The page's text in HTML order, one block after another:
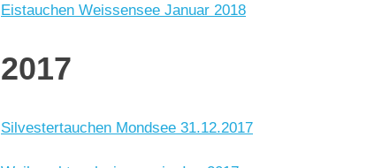
Eistauchen Weissensee Januar 2018
2017
Silvestertauchen Mondsee 31.12.2017